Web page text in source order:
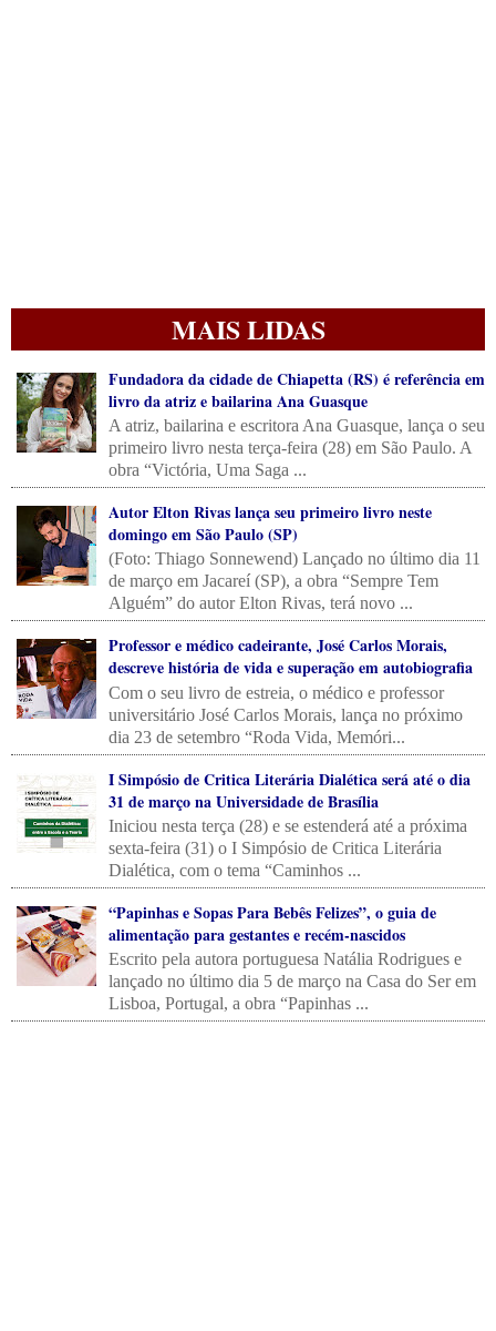
MAIS LIDAS
Fundadora da cidade de Chiapetta (RS) é referência em
livro da atriz e bailarina Ana Guasque
A atriz, bailarina e escritora Ana Guasque, lança o seu
primeiro livro nesta terça-feira (28) em São Paulo. A
obra “Victória, Uma Saga ...
Autor Elton Rivas lança seu primeiro livro neste
domingo em São Paulo (SP)
(Foto: Thiago Sonnewend) Lançado no último dia 11
de março em Jacareí (SP), a obra “Sempre Tem
Alguém” do autor Elton Rivas, terá novo ...
Professor e médico cadeirante, José Carlos Morais,
descreve história de vida e superação em autobiografia
Com o seu livro de estreia, o médico e professor
universitário José Carlos Morais, lança no próximo
dia 23 de setembro “Roda Vida, Memóri...
I Simpósio de Critica Literária Dialética será até o dia
31 de março na Universidade de Brasília
Iniciou nesta terça (28) e se estenderá até a próxima
sexta-feira (31) o I Simpósio de Critica Literária
Dialética, com o tema “Caminhos ...
“Papinhas e Sopas Para Bebês Felizes”, o guia de
alimentação para gestantes e recém-nascidos
Escrito pela autora portuguesa Natália Rodrigues e
lançado no último dia 5 de março na Casa do Ser em
Lisboa, Portugal, a obra “Papinhas ...